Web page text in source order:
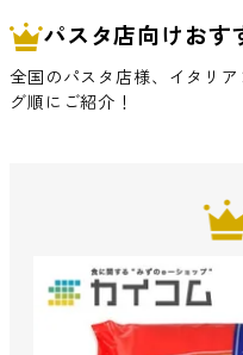
パスタ店向けおす
全国のパスタ店様、イタリ
グ順にご紹介！